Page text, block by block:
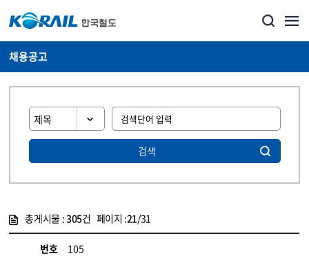
채용공고
검색
총게시물 :305건 페이지 :21/31
번호
105